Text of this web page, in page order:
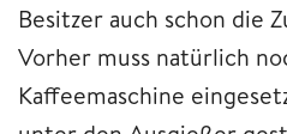
Besitzer auch schon die
Vorher muss natürlich
Kaffeemaschine